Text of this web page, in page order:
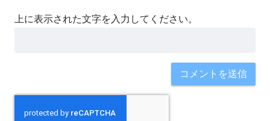
上に表示された文字を入力してください。